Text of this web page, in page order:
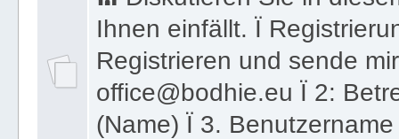
Ihnen einfällt. Ï
Registrieren und sende
office@bodhie.eu Ï 2:
(Name) Ï 3.